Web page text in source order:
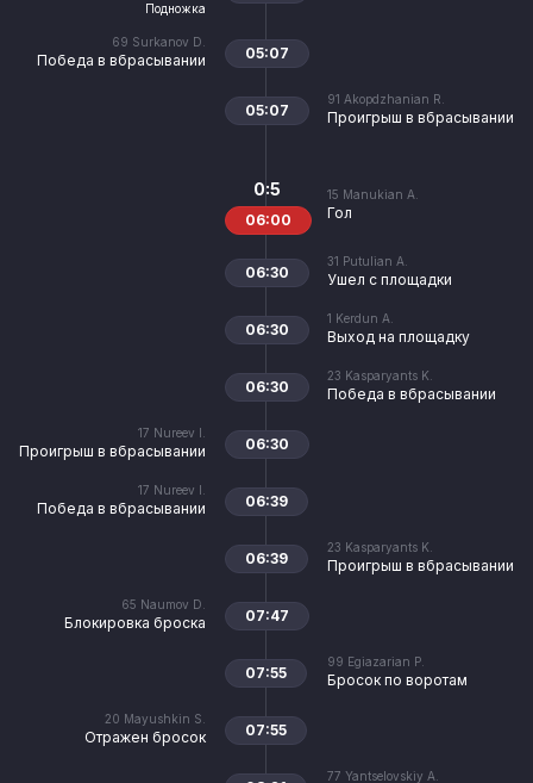
Подножка
69 Surkanov D.
Победа в вбрасывании 05:07
91 Akopdzhanian R.
Проигрыш в вбрасывании
05:07
15 Manukian A.
Гол
0:5
06:00
31 Putulian A.
Ушел с площадки
06:30
1 Kerdun A.
Выход на площадку
06:30
23 Kasparyants K.
Победа в вбрасывании
06:30
17 Nureev I.
Проигрыш в вбрасывании 06:30
17 Nureev I.
Победа в вбрасывании 06:39
23 Kasparyants K.
Проигрыш в вбрасывании
06:39
65 Naumov D.
Блокировка броска 07:47
99 Egiazarian P.
Бросок по воротам
07:55
20 Mayushkin S.
Отражен бросок 07:55
77 Yantselovskiy A.